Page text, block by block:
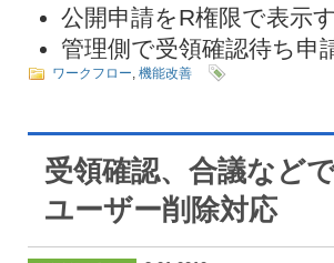
公開申請をR権限で表示
管理側で受領確認待ち申
ワークフロー, 機能改善
受領確認、合議など
ユーザー削除対応